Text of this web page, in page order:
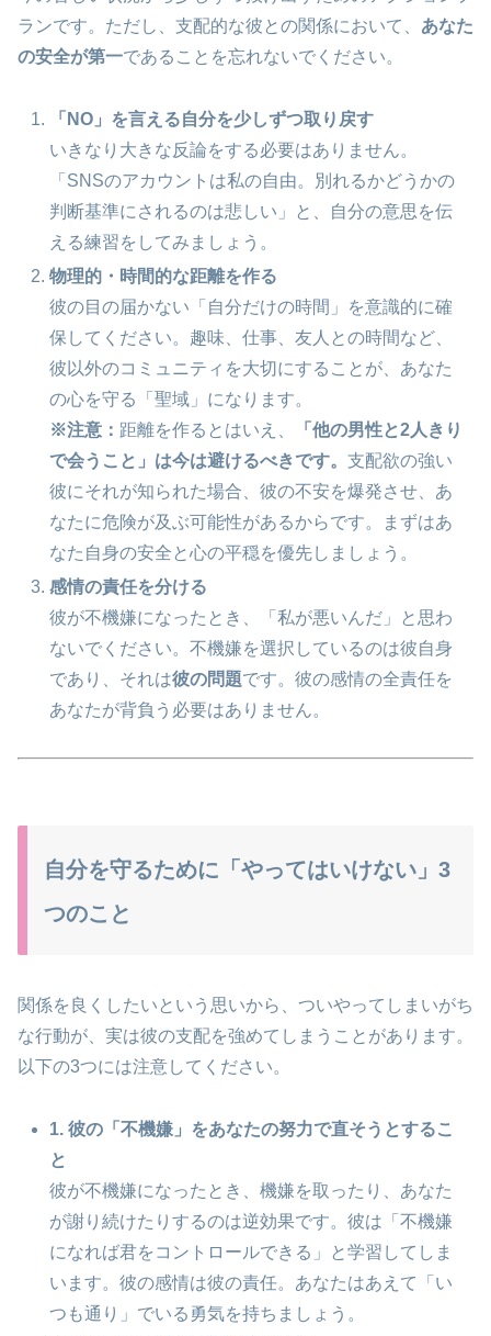
ランです。ただし、支配的な彼との関係において、 あなた
の安全が第一であることを忘れないでください。
「NO」を言える自分を少しずつ取り戻す
いきなり大きな反論をする必要はありません。
「SNSのアカウントは私の自由。別れるかどうかの
判断基準にされるのは悲しい」と、自分の意思を伝
える練習をしてみましょう。
物理的・時間的な距離を作る
彼の目の届かない「自分だけの時間」を意識的に確
保してください。趣味、仕事、友人との時間など、
彼以外のコミュニティを大切にすることが、あなた
の心を守る「聖域」になります。
※注意： 距離を作るとはいえ、
「他の男性と2人きり
で会うこと」は今は避けるべきです。支配欲の強い
彼にそれが知られた場合、彼の不安を爆発させ、あ
なたに危険が及ぶ可能性があるからです。まずはあ
なた自身の安全と心の平穏を優先しましょう。
感情の責任を分ける
彼が不機嫌になったとき、「私が悪いんだ」と思わ
ないでください。不機嫌を選択しているのは彼自身
であり、それは彼の問題です。彼の感情の全責任を
あなたが背負う必要はありません。
自分を守るために「やってはいけない」3
つのこと
関係を良くしたいという思いから、ついやってしまいがち
な行動が、実は彼の支配を強めてしまうことがあります。
以下の3つには注意してください。
1. 彼の「不機嫌」をあなたの努力で直そうとするこ
と
彼が不機嫌になったとき、機嫌を取ったり、あなた
が謝り続けたりするのは逆効果です。彼は「不機嫌
になれば君をコントロールできる」と学習してしま
います。彼の感情は彼の責任。あなたはあえて「い
つも通り」でいる勇気を持ちましょう。